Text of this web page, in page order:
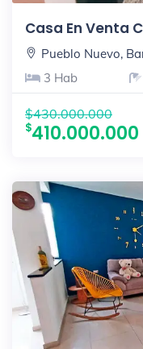
Casa En Venta
Pueblo Nuevo,
3 Hab
$430.000.000
410.000.000